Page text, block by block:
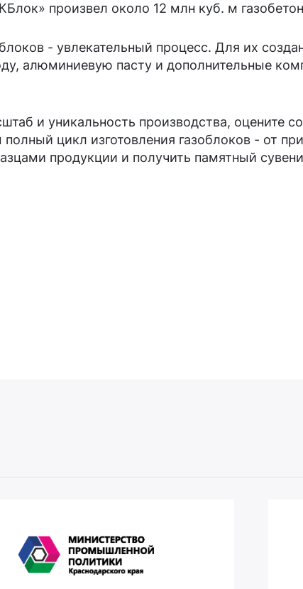
произвел около 12 млн куб. м
- увлекательный процесс. Для их
алюминиевую пасту и дополнительные
и уникальность производства, оцените
цикл изготовления газоблоков - от
продукции и получить памятный